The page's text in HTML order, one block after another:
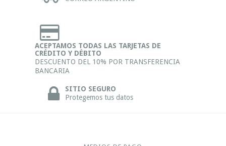
ACEPTAMOS TODAS LAS TARJETAS DE
CRÉDITO Y DÉBITO
DESCUENTO DEL 10% POR TRANSFERENCIA
BANCARIA
SITIO SEGURO
Protegemos tus datos